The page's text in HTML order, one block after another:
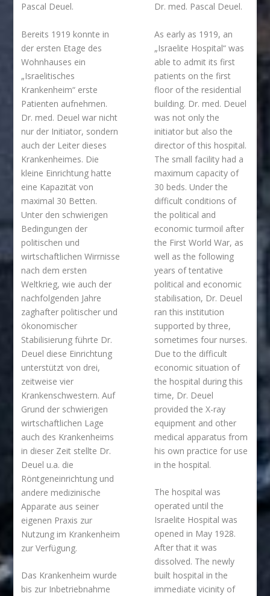
Pascal Deuel.
Bereits 1919 konnte in
der ersten Etage des
Wohnhauses ein
„Israelitisches
Krankenheim“ erste
Patienten aufnehmen.
Dr. med. Deuel war nicht
nur der Initiator, sondern
auch der Leiter dieses
Krankenheimes. Die
kleine Einrichtung hatte
eine Kapazität von
maximal 30 Betten.
Unter den schwierigen
Bedingungen der
politischen und
wirtschaftlichen Wirrnisse
nach dem ersten
Weltkrieg, wie auch der
nachfolgenden Jahre
zaghafter politischer und
ökonomischer
Stabilisierung führte Dr.
Deuel diese Einrichtung
unterstützt von drei,
zeitweise vier
Krankenschwestern. Auf
Grund der schwierigen
wirtschaftlichen Lage
auch des Krankenheims
in dieser Zeit stellte Dr.
Deuel u.a. die
Röntgeneinrichtung und
andere medizinische
Apparate aus seiner
eigenen Praxis zur
Nutzung im Krankenheim
zur Verfügung.
Das Krankenheim wurde
bis zur Inbetriebnahme
Dr. med. Pascal Deuel.
As early as 1919, an
„Israelite Hospital“ was
able to admit its first
patients on the first
floor of the residential
building. Dr. med. Deuel
was not only the
initiator but also the
director of this hospital.
The small facility had a
maximum capacity of
30 beds. Under the
difficult conditions of
the political and
economic turmoil after
the First World War, as
well as the following
years of tentative
political and economic
stabilisation, Dr. Deuel
ran this institution
supported by three,
sometimes four nurses.
Due to the difficult
economic situation of
the hospital during this
time, Dr. Deuel
provided the X-ray
equipment and other
medical apparatus from
his own practice for use
in the hospital.
The hospital was
operated until the
Israelite Hospital was
opened in May 1928.
After that it was
dissolved. The newly
built hospital in the
immediate vicinity of